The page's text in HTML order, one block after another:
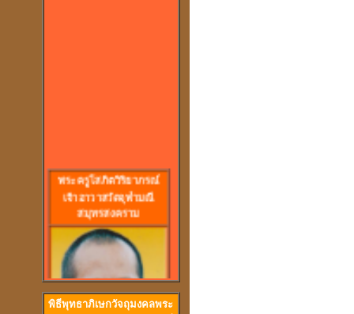
พระครูโสภิตวิริยาภรณ์
เจ้าอาวาสวัดจุฬามณี
สมุทรสงคราม
พิธีพุทธาภิเษกวัจถุมงคลพระ